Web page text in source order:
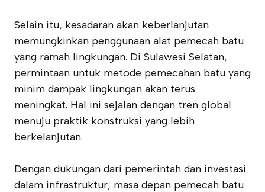
Selain itu, kesadaran akan keberlanjutan
memungkinkan penggunaan alat pemecah batu
yang ramah lingkungan. Di Sulawesi Selatan,
permintaan untuk metode pemecahan batu yang
minim dampak lingkungan akan terus
meningkat. Hal ini sejalan dengan tren global
menuju praktik konstruksi yang lebih
berkelanjutan.
Dengan dukungan dari pemerintah dan investasi
dalam infrastruktur, masa depan pemecah batu